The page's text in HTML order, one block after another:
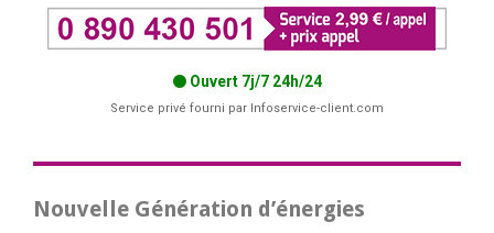
Ouvert 7j/7 24h/24
Service privé fourni par Infoservice-client.com
Nouvelle Génération d’énergies